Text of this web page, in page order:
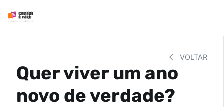
VOLTAR
Quer viver um ano
novo de verdade?